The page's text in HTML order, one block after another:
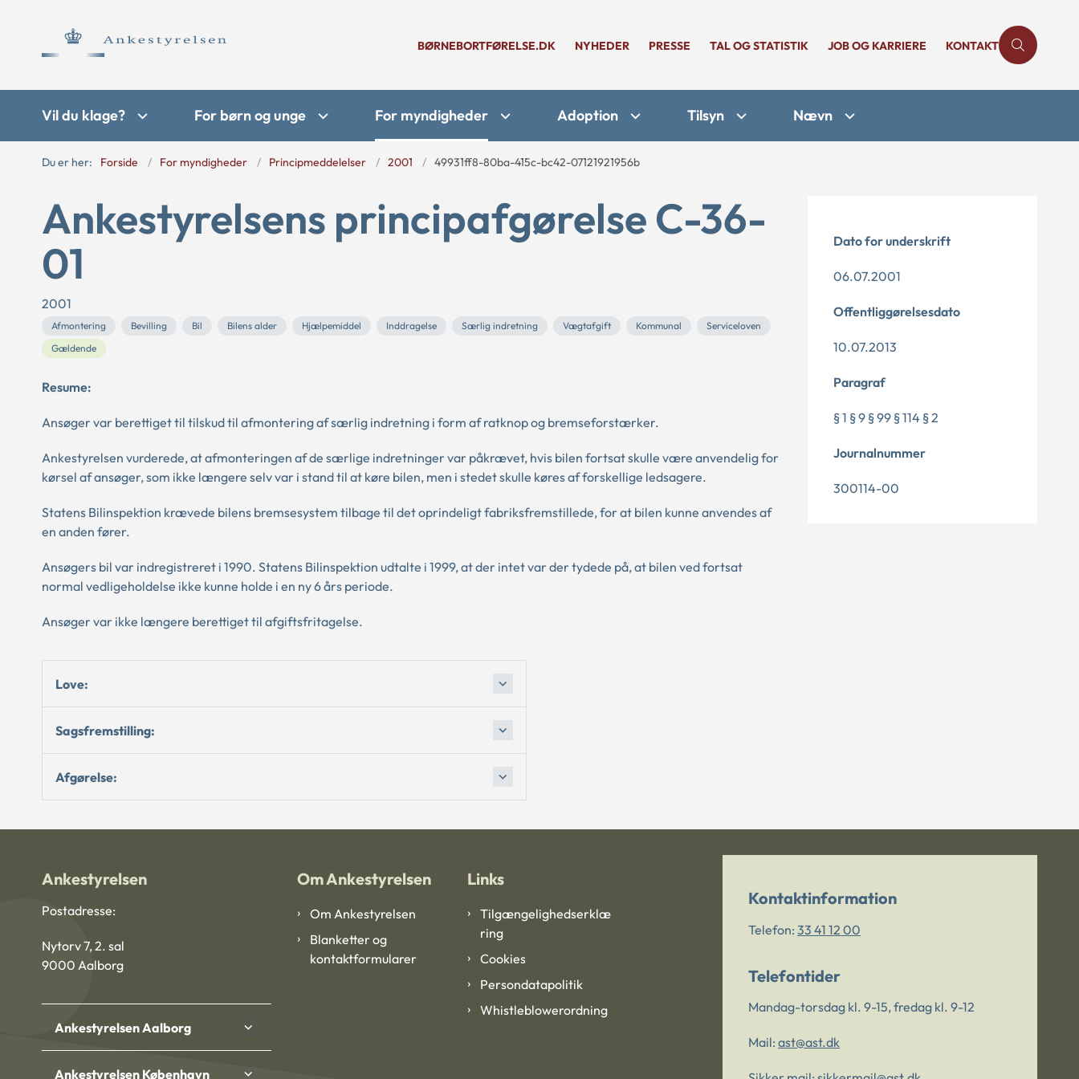
BØRNEBORTFØRELSE.DK NYHEDER PRESSE TAL OG STATISTIK JOB OG KARRIERE KONTAKT
Vil du klage? For børn og unge For myndigheder Adoption Tilsyn Nævn
Du er her: Forside For myndigheder Principmeddelelser 2001 49931ff8-80ba-415c-bc42-07121921956b
Ankestyrelsens principafgørelse C-36-
01
2001
Afmontering Bevilling Bil Bilens alder Hjælpemiddel Inddragelse Særlig indretning Vægtafgift Kommunal
Serviceloven
Gældende
Resume:
Ansøger var berettiget til tilskud til afmontering af særlig indretning i form af ratknop og bremseforstærker.
Ankestyrelsen vurderede, at afmonteringen af de særlige indretninger var påkrævet, hvis bilen fortsat skulle være anvendelig for
kørsel af ansøger, som ikke længere selv var i stand til at køre bilen, men i stedet skulle køres af forskellige ledsagere.
Statens Bilinspektion krævede bilens bremsesystem tilbage til det oprindeligt fabriksfremstillede, for at bilen kunne anvendes af
en anden fører.
Ansøgers bil var indregistreret i 1990. Statens Bilinspektion udtalte i 1999, at der intet var der tydede på, at bilen ved fortsat
normal vedligeholdelse ikke kunne holde i en ny 6 års periode.
Ansøger var ikke længere berettiget til afgiftsfritagelse.
Love:
Sagsfremstilling:
Afgørelse:
Dato for underskrift
06.07.2001
Offentliggørelsesdato
10.07.2013
Paragraf
§ 1 § 9 § 99 § 114 § 2
Journalnummer
300114-00
Ankestyrelsen
Postadresse:
Nytorv 7, 2. sal
9000 Aalborg
Ankestyrelsen Aalborg
Ankestyrelsen København
Om Ankestyrelsen
Om Ankestyrelsen
Blanketter og
kontaktformularer
Links
Tilgængelighedserklæ
ring
Cookies
Persondatapolitik
Whistleblowerordning
Kontaktinformation
Telefon: 33 41 12 00
Telefontider
Mandag-torsdag kl. 9-15, fredag kl. 9-12
Mail: ast@ast.dk